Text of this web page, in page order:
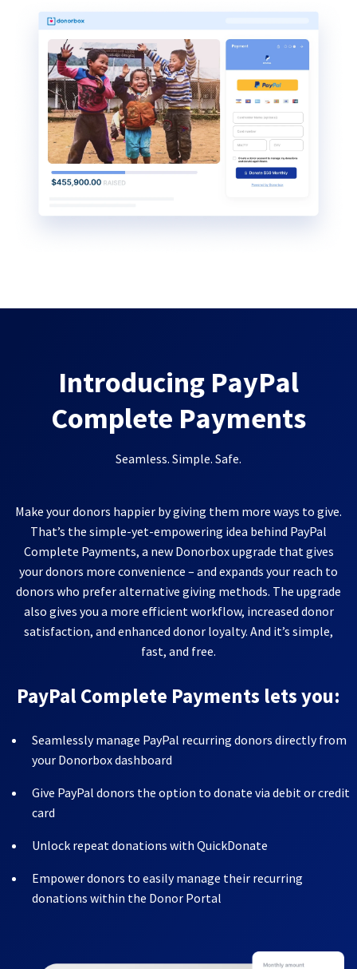
Introducing PayPal
Complete Payments
Seamless. Simple. Safe.
Make your donors happier by giving them more ways to give.
That’s the simple-yet-empowering idea behind PayPal
Complete Payments, a new Donorbox upgrade that gives
your donors more convenience – and expands your reach to
donors who prefer alternative giving methods. The upgrade
also gives you a more efficient workflow, increased donor
satisfaction, and enhanced donor loyalty. And it’s simple,
fast, and free.
PayPal Complete Payments lets you:
Seamlessly manage PayPal recurring donors directly from
your Donorbox dashboard
Give PayPal donors the option to donate via debit or credit
card
Unlock repeat donations with QuickDonate
Empower donors to easily manage their recurring
donations within the Donor Portal